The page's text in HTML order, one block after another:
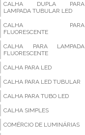
CALHA DUPLA PARA
LAMPADA TUBULAR LED
CALHA PARA
FLUORESCENTE
CALHA PARA LAMPADA
FLUORESCENTE
CALHA PARA LED
CALHA PARA LED TUBULAR
CALHA PARA TUBO LED
CALHA SIMPLES
COMÉRCIO DE LUMINÁRIAS